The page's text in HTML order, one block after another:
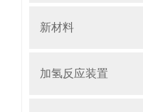
新材料
加氢反应装置